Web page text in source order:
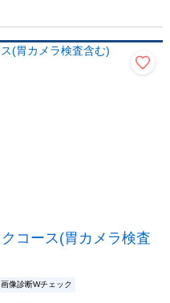
コース(胃カメラ検査
画像診断Wチェック